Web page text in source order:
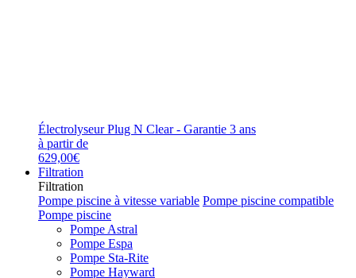
Électrolyseur Plug N Clear - Garantie 3 ans
à partir de
629,00€
Filtration
Filtration
Pompe piscine à vitesse variable Pompe piscine compatible
Pompe piscine
Pompe Astral
Pompe Espa
Pompe Sta-Rite
Pompe Hayward